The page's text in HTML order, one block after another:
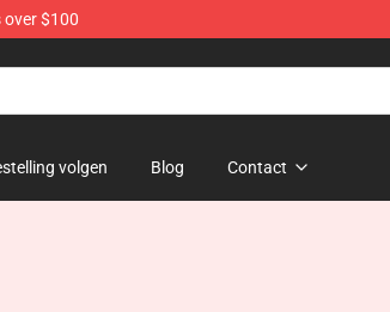
$100
volgen Blog Contact